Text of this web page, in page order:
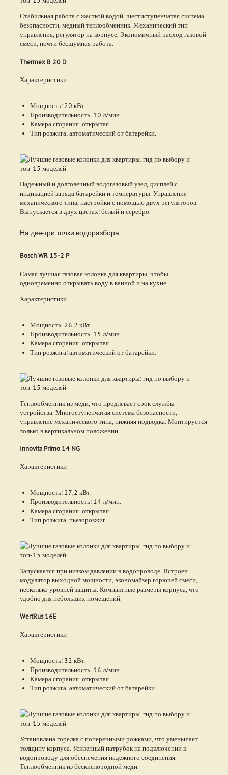
Стабильная работа с жесткой водой, шестиступенчатая система
безопасности, медный теплообменник. Механический тип
управления, регулятор на корпусе. Экономичный расход газовой
смеси, почти бесшумная работа.
Thermex B 20 D
Характеристики
Мощность: 20 кВт.
Производительность: 10 л/мин.
Камера сгорания: открытая.
Тип розжига: автоматический от батарейки.
Надежный и долговечный водогазовый узел, дисплей с
индикацией заряда батарейки и температуры. Управление
механического типа, настройки с помощью двух регуляторов.
Выпускается в двух цветах: белый и серебро.
На две-три точки водоразбора
Bosch WR 15-2 P
Самая лучшая газовая колонка для квартиры, чтобы
одновременно открывать воду в ванной и на кухне.
Характеристики
Мощность: 26,2 кВт.
Производительность: 15 л/мин.
Камера сгорания: открытая.
Тип розжига: автоматический от батарейки.
Теплообменник из меди, что продлевает срок службы
устройства. Многоступенчатая система безопасности,
управление механического типа, нижняя подводка. Монтируется
только в вертикальном положении.
Innovita Primo 14 NG
Характеристики
Мощность: 27,2 кВт.
Производительность: 14 л/мин.
Камера сгорания: открытая.
Тип розжига: пьезорозжиг.
Запускается при низком давлении в водопроводе. Встроен
модулятор выходной мощности, экономайзер горючей смеси,
несколько уровней защиты. Компактные размеры корпуса, что
удобно для небольших помещений.
WertRus 16E
Характеристики
Мощность: 32 кВт.
Производительность: 16 л/мин.
Камера сгорания: открытая.
Тип розжига: автоматический от батарейки.
Установлена горелка с поперечными рожками, что уменьшает
толщину корпуса. Усиленный патрубок на подключении к
водопроводу для обеспечения надежного соединения.
Теплообменник из бескислородной меди.